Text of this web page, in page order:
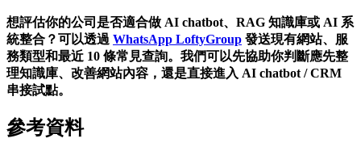
想評估你的公司是否適合做 AI chatbot、RAG 知識庫或 AI 系
統整合？可以透過 WhatsApp LoftyGroup 發送現有網站、服
務類型和最近 10 條常見查詢。我們可以先協助你判斷應先整
理知識庫、改善網站內容，還是直接進入 AI chatbot / CRM
串接試點。
參考資料